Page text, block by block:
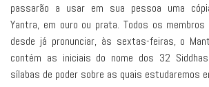
passarão a usar em sua pessoa uma
Yantra, em ouro ou prata. Todos os membros
desde já pronunciar, às sextas-feiras, o
contém as iniciais do nome dos 32
sílabas de poder sobre as quais estudaremos